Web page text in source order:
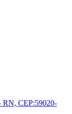
RN, CEP:59020-